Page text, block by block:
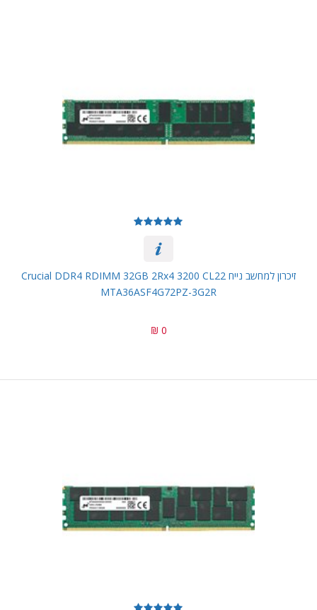
זיכרון למחשב נייח Crucial DDR4 RDIMM 32GB 2Rx4 3200 CL22
MTA36ASF4G72PZ-3G2R
0 ₪